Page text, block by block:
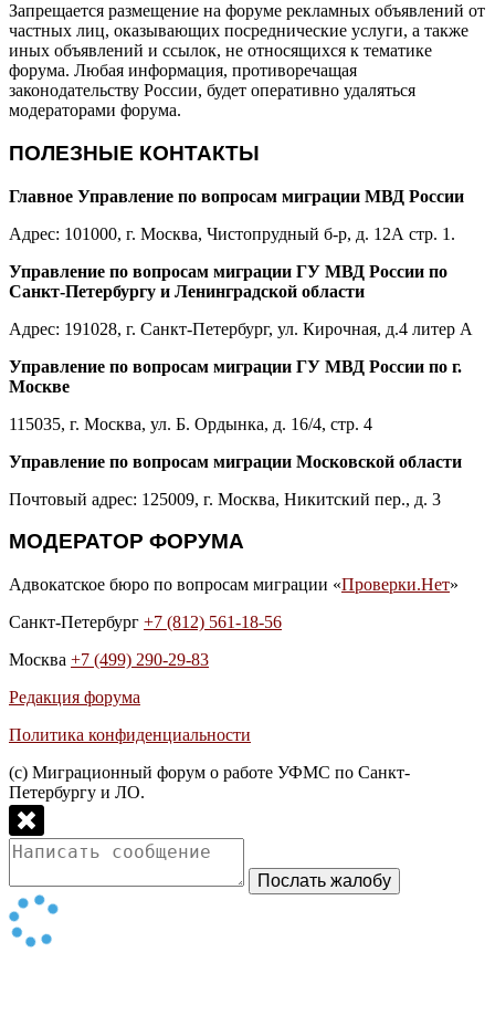
Запрещается размещение на форуме рекламных объявлений от
частных лиц, оказывающих посреднические услуги, а также
иных объявлений и ссылок, не относящихся к тематике
форума. Любая информация, противоречащая
законодательству России, будет оперативно удаляться
модераторами форума.
ПОЛЕЗНЫЕ КОНТАКТЫ
Главное Управление по вопросам миграции МВД России
Адрес: 101000, г. Москва, Чистопрудный б-р, д. 12А стр. 1.
Управление по вопросам миграции ГУ МВД России по
Санкт-Петербургу и Ленинградской области
Адрес: 191028, г. Санкт-Петербург, ул. Кирочная, д.4 литер А
Управление по вопросам миграции ГУ МВД России по г.
Москве
115035, г. Москва, ул. Б. Ордынка, д. 16/4, стр. 4
Управление по вопросам миграции Московской области
Почтовый адрес: 125009, г. Москва, Никитский пер., д. 3
МОДЕРАТОР ФОРУМА
Адвокатское бюро по вопросам миграции «Проверки.Нет»
Санкт-Петербург +7 (812) 561-18-56
Москва +7 (499) 290-29-83
Редакция форума
Политика конфиденциальности
(с) Миграционный форум о работе УФМС по Санкт-
Петербургу и ЛО.